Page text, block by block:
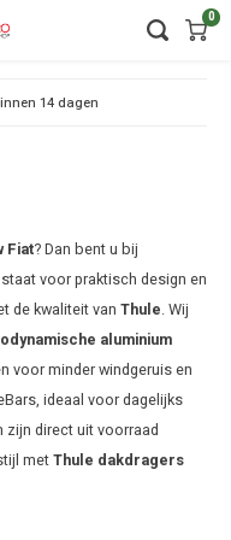
Audi
BMW
Duffel
Duffel
Thule
0
Fiat? Dan bent u bij
voor praktisch design en
de kwaliteit van Thule. Wij
aluminium
voor minder windgeruis en
ideaal voor dagelijks
zijn direct uit voorraad
metThule dakdragers